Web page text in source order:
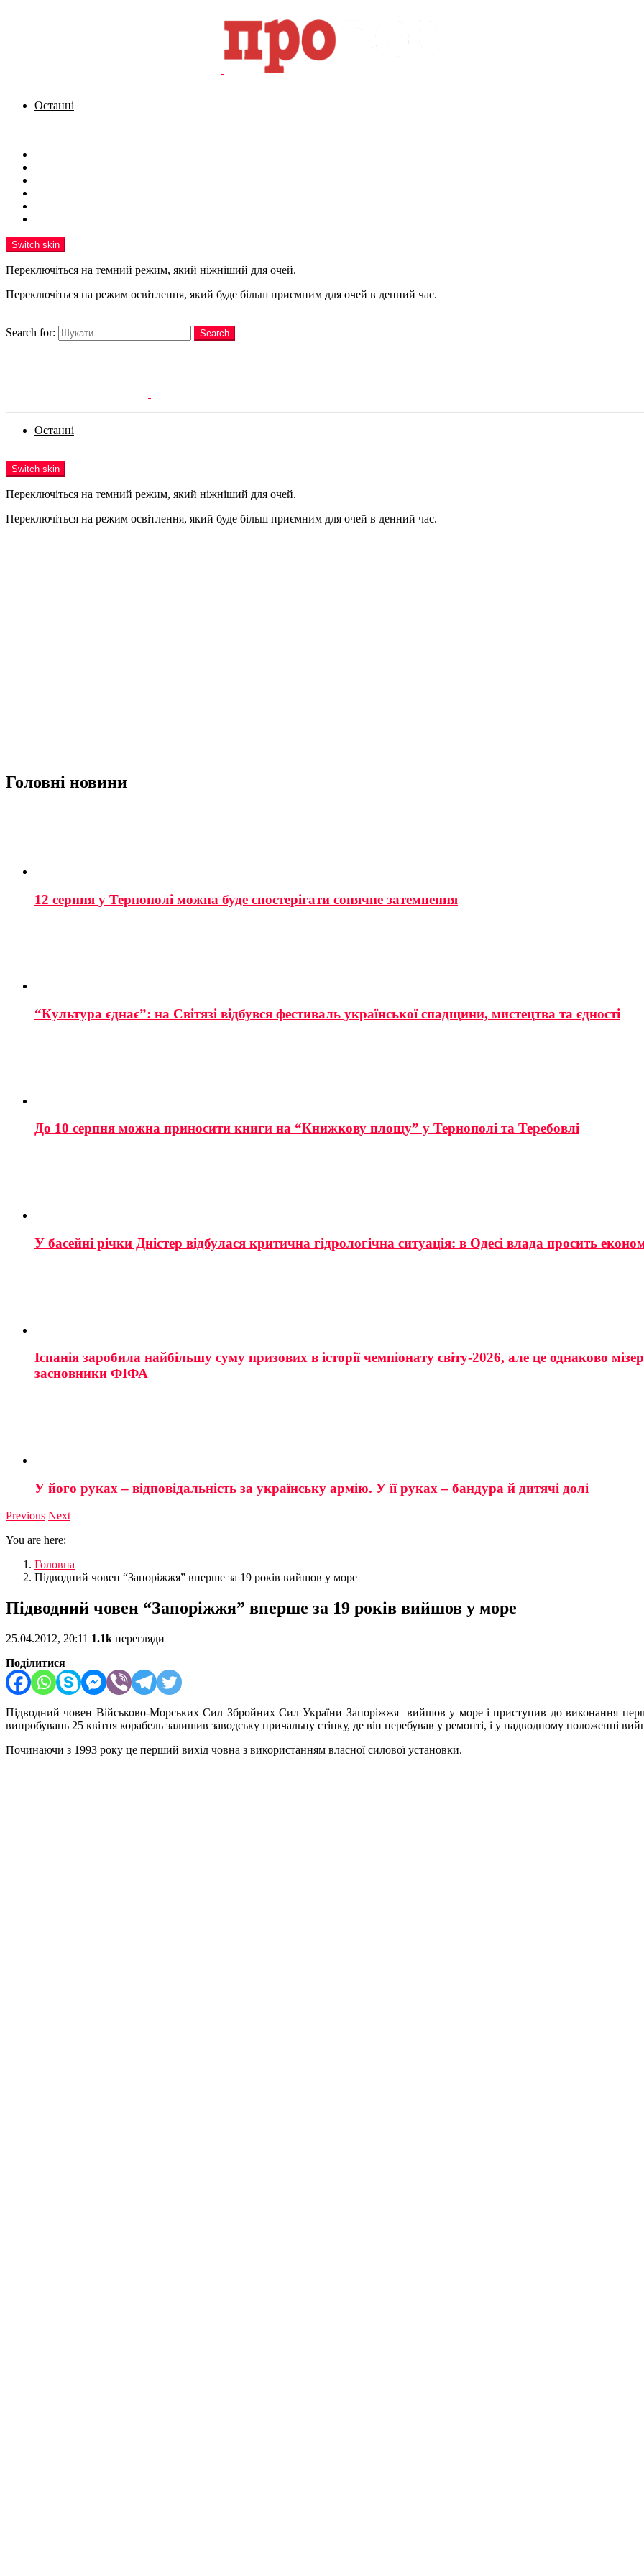
Останні
Switch skin
Переключіться на темний режим, який ніжніший для очей.
Переключіться на режим освітлення, який буде більш приємним для очей в денний час.
Search for:
Search
Останні
Switch skin
Переключіться на темний режим, який ніжніший для очей.
Переключіться на режим освітлення, який буде більш приємним для очей в денний час.
Головні новини
12 серпня у Тернополі можна буде спостерігати сонячне затемнення
“Культура єднає”: на Світязі відбувся фестиваль української спадщини, мистецтва та єдності
До 10 серпня можна приносити книги на “Книжкову площу” у Тернополі та Теребовлі
У басейні річки Дністер відбулася критична гідрологічна ситуація: в Одесі влада просить
Іспанія заробила найбільшу суму призових в історії чемпіонату світу-2026, але це однаково
засновники ФІФА
У його руках – відповідальність за українську армію. У її руках – бандура й дитячі долі
Previous Next
You are here:
Головна
Підводний човен “Запоріжжя” вперше за 19 років вийшов у море
Підводний човен “Запоріжжя” вперше за 19 років вийшов у море
25.04.2012, 20:11 1.1k перегляди
Поділитися
Підводний човен Військово-Морських Сил Збройних Сил України Запоріжжя вийшов у море і приступив до виконання
випробувань 25 квітня корабель залишив заводську причальну стінку, де він перебував у ремонті, і у надводному положенні
Починаючи з 1993 року це перший вихід човна з використанням власної силової установки.